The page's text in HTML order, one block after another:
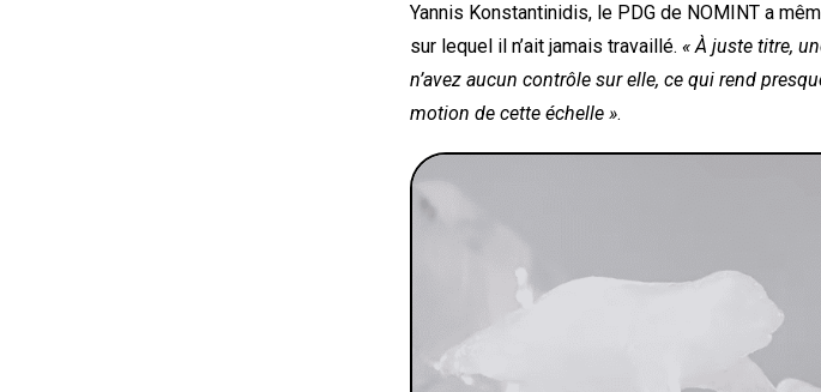
Yannis Konstantinidis, le PDG de NOMINT a
sur lequel il n’ait jamais travaillé. « À juste titre,
n’avez aucun contrôle sur elle, ce qui rend
motion de cette échelle ».